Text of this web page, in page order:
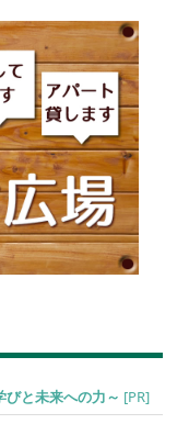
びと未来への力～ [PR]